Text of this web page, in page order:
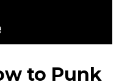
to Punk